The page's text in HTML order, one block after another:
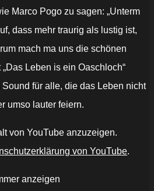
Marco Pogo zu sagen: „Unterm
dass mehr traurig als lustig ist,
mach ma uns die schönen
Leben is ein Oaschloch“
Sound für alle, die das Leben nicht
umso lauter feiern.
von YouTube anzuzeigen.
von YouTube.
anzeigen